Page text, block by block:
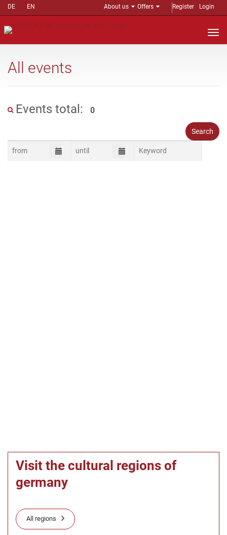
DE EN About us Offers Register Login
All events
Events total: 0
Visit the cultural regions of
germany
All regions